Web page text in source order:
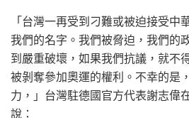
「台灣一再受到刁難或被迫接受中
我們的名字。我們被脅迫，我們的
到嚴重破壞，如果我們抗議，就不
被剝奪參加奧運的權利。不幸的是
力，」台灣駐德國官方代表謝志偉
說：